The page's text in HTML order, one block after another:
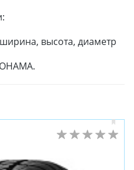
высота, диаметр